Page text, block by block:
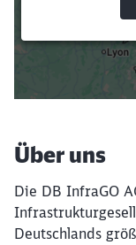
Über uns
Die DB InfraGO
Deutschlands